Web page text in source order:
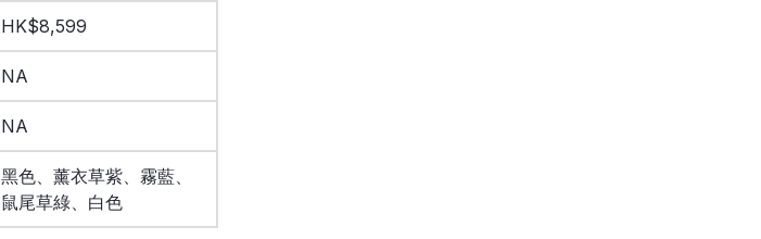
HK$8,599
NA
NA
黑色、薰衣草紫、霧藍、
鼠尾草綠、白色